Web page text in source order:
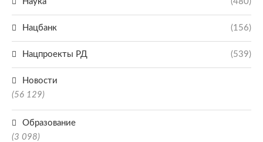
Нацбанк (156)
Нацпроекты РД (539)
Новости
(56 129)
Образование
(3 098)